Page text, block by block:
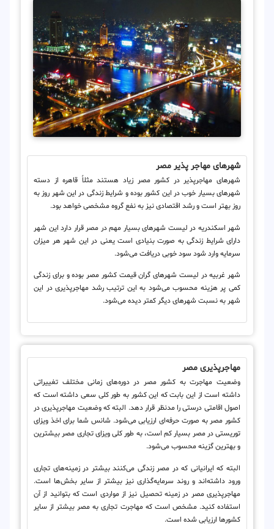
شهرهای مهاجر پذیر مصر
شهرهای مهاجرپذیر در کشور مصر زیاد هستند مثلاً قاهره از دسته
شهرهای بسیار خوب در این کشور بوده و شرایط زندگی در این شهر روز به
روز بهتر است و رشد اقتصادی نیز به نفع گروه مشخصی خواهد بود.
شهر اسکندریه در لیست شهرهای بسیار مهم در مصر قرار دارد این شهر
دارای شرایط زندگی به صورت بنیادی است یعنی در این شهر هر میزان
سرمایه وارد شود سود خوبی دریافت می‌شود.
شهر غربیه در لیست شهرهای گران قیمت کشور مصر بوده و برای زندگی
کمی پر هزینه محسوب می‌شود به این ترتیب رشد مهاجرپذیری در این
شهر به نسبت شهرهای دیگر کمتر دیده می‌شود.
مهاجرپذیری مصر
وضعیت مهاجرت به کشور مصر در دوره‌های زمانی مختلف تغییراتی
داشته است از این بابت که این کشور به طور کلی سعی داشته است که
اصول اقامتی درستی را مدنظر قرار دهد. البته که وضعیت مهاجرپذیری در
کشور مصر به صورت حرفه‌ای ارزیابی می‌شود. شانس شما برای اخذ ویزای
توریستی در مصر بسیار کم است، به طور کلی ویزای تجاری مصر بیشترین
و بهترین گزینه محسوب می‌شود.
البته که ایرانیانی که در مصر زندگی می‌کنند بیشتر در زمینه‌های تجاری
ورود داشته‌اند و روند سرمایه‌گذاری نیز بیشتر از سایر بخش‌ها است.
مهاجرپذیری مصر در زمینه تحصیل نیز از مواردی است که بتوانید از آن
استفاده کنید. مشخص است که مهاجرت تجاری به مصر بیشتر از سایر
کشورها ارزیابی شده است.